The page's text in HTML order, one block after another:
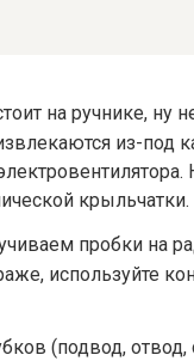
на ручнике, ну
из-под
крыльчатки.
пробки на
используйте
(подвод,